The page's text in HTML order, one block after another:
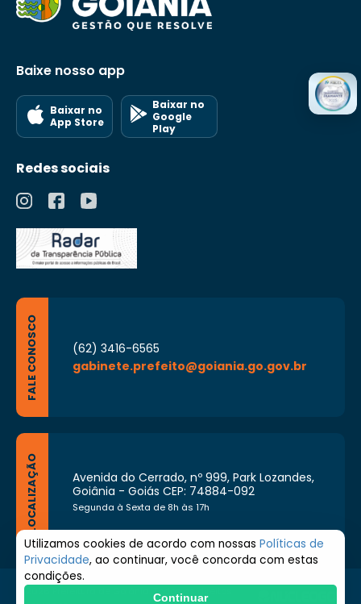
Baixe nosso app
Baixar no
App Store
Baixar no
Google
Play
Redes sociais
FALE CONOSCO
(62) 3416-6565
gabinete.prefeito@goiania.go.gov.br
LOCALIZAÇÃO
Avenida do Cerrado, nº 999, Park Lozandes,
Goiânia - Goiás CEP: 74884-092
Segunda à Sexta de 8h às 17h
© 2026 Prefeitura de Goiânia. Todos os direitos
Utilizamos cookies de acordo com nossas Políticas de
Privacidade, ao continuar, você concorda com estas
condições.
Continuar